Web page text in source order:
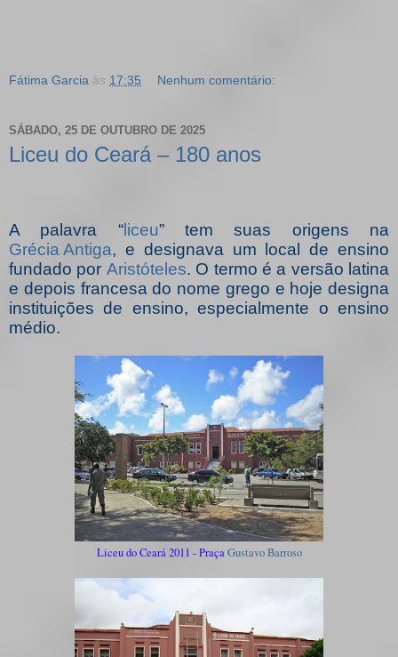
Fátima Garcia às 17:35 Nenhum comentário:
SÁBADO, 25 DE OUTUBRO DE 2025
Liceu do Ceará – 180 anos
A palavra “liceu” tem suas origens na
Grécia Antiga, e designava um local de ensino
fundado por Aristóteles. O termo é a versão latina
e depois francesa do nome grego e hoje designa
instituições de ensino, especialmente o ensino
médio.
Liceu do Ceará 2011 - PraçaGustavo Barroso